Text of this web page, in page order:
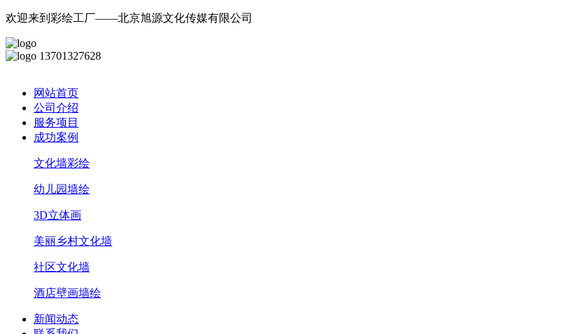
欢迎来到彩绘工厂——北京旭源文化传媒有限公司
13701327628
网站首页
公司介绍
服务项目
成功案例
文化墙彩绘
幼儿园墙绘
3D立体画
美丽乡村文化墙
社区文化墙
酒店壁画墙绘
新闻动态